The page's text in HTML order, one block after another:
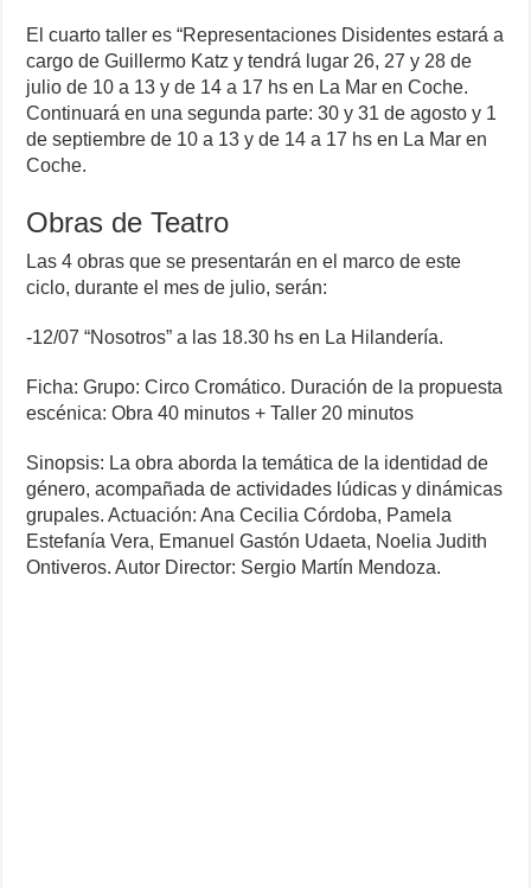
El cuarto taller es “Representaciones Disidentes estará a
cargo de Guillermo Katz y tendrá lugar 26, 27 y 28 de
julio de 10 a 13 y de 14 a 17 hs en La Mar en Coche.
Continuará en una segunda parte: 30 y 31 de agosto y 1
de septiembre de 10 a 13 y de 14 a 17 hs en La Mar en
Coche.
Obras de Teatro
Las 4 obras que se presentarán en el marco de este
ciclo, durante el mes de julio, serán:
-12/07 “Nosotros” a las 18.30 hs en La Hilandería.
Ficha: Grupo: Circo Cromático. Duración de la propuesta
escénica: Obra 40 minutos + Taller 20 minutos
Sinopsis: La obra aborda la temática de la identidad de
género, acompañada de actividades lúdicas y dinámicas
grupales. Actuación: Ana Cecilia Córdoba, Pamela
Estefanía Vera, Emanuel Gastón Udaeta, Noelia Judith
Ontiveros. Autor Director: Sergio Martín Mendoza.